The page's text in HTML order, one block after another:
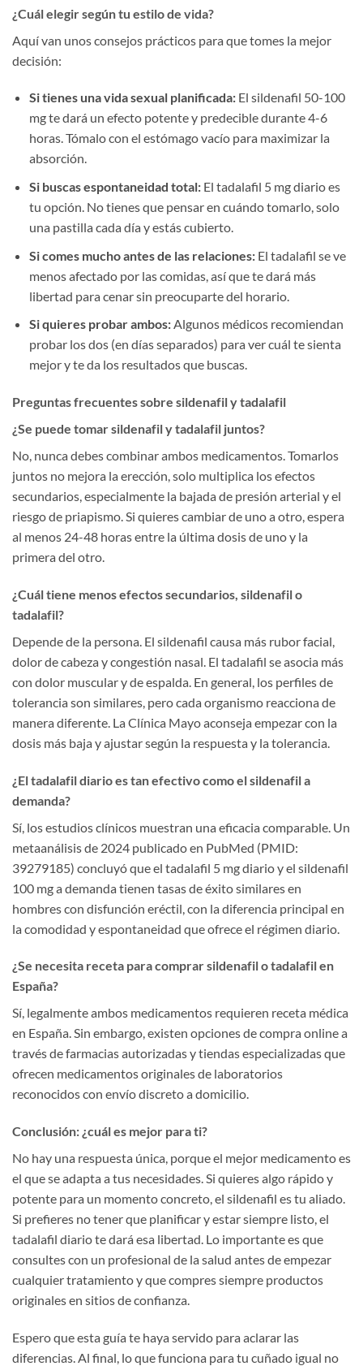
¿Cuál elegir según tu estilo de vida?
Aquí van unos consejos prácticos para que tomes la mejor
decisión:
Si tienes una vida sexual planificada:El sildenafil 50-100
mg te dará un efecto potente y predecible durante 4-6
horas. Tómalo con el estómago vacío para maximizar la
absorción.
Si buscas espontaneidad total:El tadalafil 5 mg diario es
tu opción. No tienes que pensar en cuándo tomarlo, solo
una pastilla cada día y estás cubierto.
Si comes mucho antes de las relaciones:El tadalafil se ve
menos afectado por las comidas, así que te dará más
libertad para cenar sin preocuparte del horario.
Si quieres probar ambos:Algunos médicos recomiendan
probar los dos (en días separados) para ver cuál te sienta
mejor y te da los resultados que buscas.
Preguntas frecuentes sobre sildenafil y tadalafil
¿Se puede tomar sildenafil y tadalafil juntos?
No, nunca debes combinar ambos medicamentos. Tomarlos
juntos no mejora la erección, solo multiplica los efectos
secundarios, especialmente la bajada de presión arterial y el
riesgo de priapismo. Si quieres cambiar de uno a otro, espera
al menos 24-48 horas entre la última dosis de uno y la
primera del otro.
¿Cuál tiene menos efectos secundarios, sildenafil o
tadalafil?
Depende de la persona. El sildenafil causa más rubor facial,
dolor de cabeza y congestión nasal. El tadalafil se asocia más
con dolor muscular y de espalda. En general, los perfiles de
tolerancia son similares, pero cada organismo reacciona de
manera diferente. La Clínica Mayo aconseja empezar con la
dosis más baja y ajustar según la respuesta y la tolerancia.
¿El tadalafil diario es tan efectivo como el sildenafil a
demanda?
Sí, los estudios clínicos muestran una eficacia comparable. Un
metaanálisis de 2024 publicado en PubMed (PMID:
39279185) concluyó que el tadalafil 5 mg diario y el sildenafil
100 mg a demanda tienen tasas de éxito similares en
hombres con disfunción eréctil, con la diferencia principal en
la comodidad y espontaneidad que ofrece el régimen diario.
¿Se necesita receta para comprar sildenafil o tadalafil en
España?
Sí, legalmente ambos medicamentos requieren receta médica
en España. Sin embargo, existen opciones de compra online a
través de farmacias autorizadas y tiendas especializadas que
ofrecen medicamentos originales de laboratorios
reconocidos con envío discreto a domicilio.
Conclusión: ¿cuál es mejor para ti?
No hay una respuesta única, porque el mejor medicamento es
el que se adapta a tus necesidades. Si quieres algo rápido y
potente para un momento concreto, el sildenafil es tu aliado.
Si prefieres no tener que planificar y estar siempre listo, el
tadalafil diario te dará esa libertad. Lo importante es que
consultes con un profesional de la salud antes de empezar
cualquier tratamiento y que compres siempre productos
originales en sitios de confianza.
Espero que esta guía te haya servido para aclarar las
diferencias. Al final, lo que funciona para tu cuñado igual no